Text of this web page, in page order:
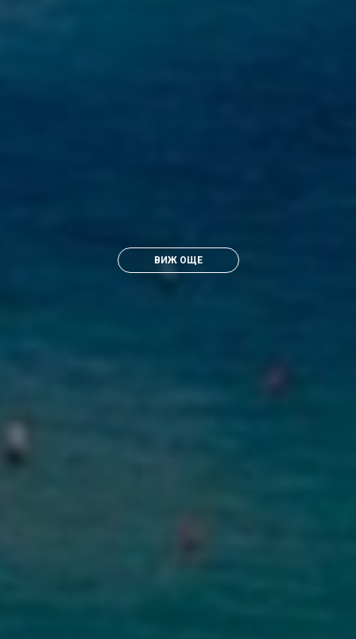
ВИЖ ОЩЕ